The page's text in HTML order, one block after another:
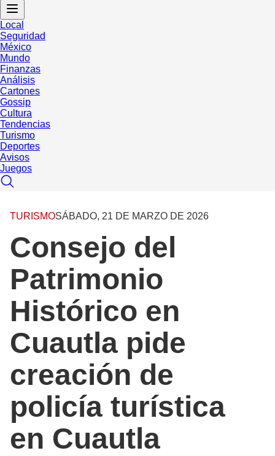
Local
Seguridad
México
Mundo
Finanzas
Análisis
Cartones
Gossip
Cultura
Tendencias
Turismo
Deportes
Avisos
Juegos
TURISMOSÁBADO, 21 DE MARZO DE 2026
Consejo del
Patrimonio
Histórico en
Cuautla pide
creación de
policía turística
en Cuautla